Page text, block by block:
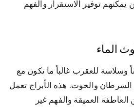
توفير الاستقرار والفهم
الماء
وسلاسة للعقرب غالباً ما تكون مع
السرطان والحوت. هذه الأبراج تعمل
العميقة والفهم غير